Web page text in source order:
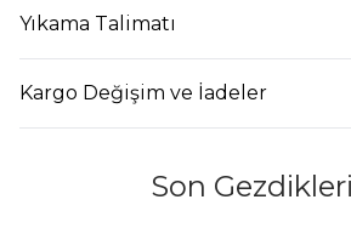
Yıkama Talimatı
Kargo Değişim ve İadeler
Son